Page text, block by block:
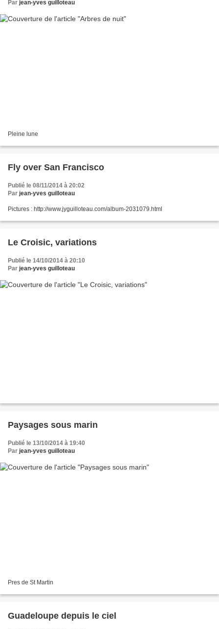
Par jean-yves guilloteau
Pleine lune
Fly over San Francisco
Publié le 08/11/2014 à 20:02
Par jean-yves guilloteau
Pictures : http://www.jyguilloteau.com/album-2031079.html
Le Croisic, variations
Publié le 14/10/2014 à 20:10
Par jean-yves guilloteau
Paysages sous marin
Publié le 13/10/2014 à 19:40
Par jean-yves guilloteau
Pres de St Martin
Guadeloupe depuis le ciel